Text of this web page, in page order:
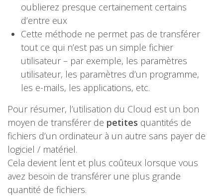
oublierez presque certainement certains
d’entre eux
Cette méthode ne permet pas de transférer
tout ce qui n’est pas un simple fichier
utilisateur – par exemple, les paramètres
utilisateur, les paramètres d’un programme,
les e-mails, les applications, etc.
Pour résumer, l’utilisation du Cloud est un bon
moyen de transférer de petites quantités de
fichiers d’un ordinateur à un autre sans payer de
logiciel / matériel.
Cela devient lent et plus coûteux lorsque vous
avez besoin de transférer une plus grande
quantité de fichiers.